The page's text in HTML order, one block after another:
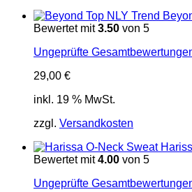
Bewertet mit3.50 von 5
Ungeprüfte
29,00 €
inkl. 19 % MwSt.
zzgl. Versandkosten
Bewertet mit4.00 von 5
Ungeprüfte